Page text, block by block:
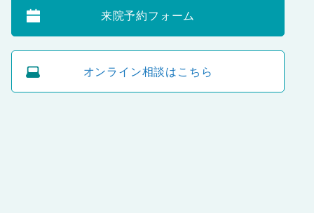
来院予約フォーム
オンライン相談はこちら